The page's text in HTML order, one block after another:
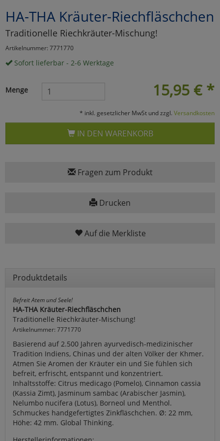
HA-THA Kräuter-Riechfläschchen
Traditionelle Riechkräuter-Mischung!
Artikelnummer: 7771770
Sofort lieferbar - 2-6 Werktage
15,95 € *
Menge
* inkl. gesetzlicher MwSt und zzgl. Versandkosten
IN DEN WARENKORB
Fragen zum Produkt
Drucken
Auf die Merkliste
Produktdetails
Befreit Atem und Seele!
HA-THA Kräuter-Riechfläschchen
Traditionelle Riechkräuter-Mischung!
Artikelnummer: 7771770
Basierend auf 2.500 Jahren ayurvedisch-medizinischer
Tradition Indiens, Chinas und der alten Völker der Khmer.
Atmen Sie Aromen der Kräuter ein und Sie fühlen sich
befreit, erfrischt, entspannt und konzentriert.
Inhaltsstoffe: Citrus medicago (Pomelo), Cinnamon cassia
(Kassia Zimt), Jasminum sambac (Arabischer Jasmin),
Nelumbo nucifera (Lotus), Borneol und Menthol.
Schmuckes handgefertigtes Zinkfläschchen. Ø: 22 mm,
Höhe: 42 mm. Global Thinking.
Marketing
Umfragetools
Cookies
Alle Akzeptieren
Cookies
zurückzu Haupptseite